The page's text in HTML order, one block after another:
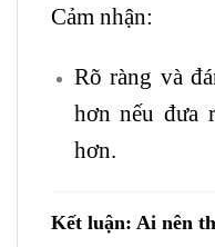
Cảm nhận:
Rõ ràng và
hơn nếu đưa
hơn.
Kết luận: Ai nên